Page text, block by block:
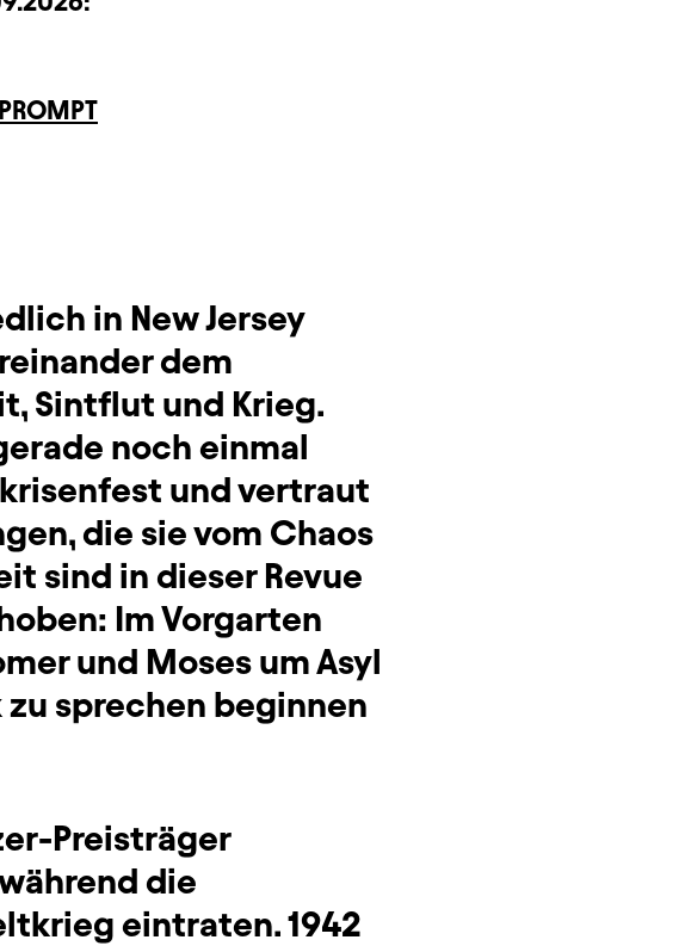
in New Jersey
dem
Sintflut und Krieg.
noch einmal
und vertraut
die sie vom Chaos
sind in dieser Revue
Im Vorgarten
und Moses um Asyl
sprechen beginnen
Preisträger
die
eintraten. 1942